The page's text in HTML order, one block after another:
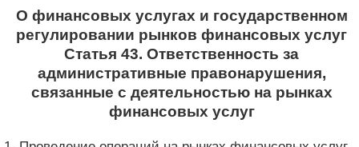
О финансовых услугах и государственном
регулировании рынков финансовых услуг
Статья 43. Ответственность за
административные правонарушения,
связанные с деятельностью на рынках
финансовых услуг